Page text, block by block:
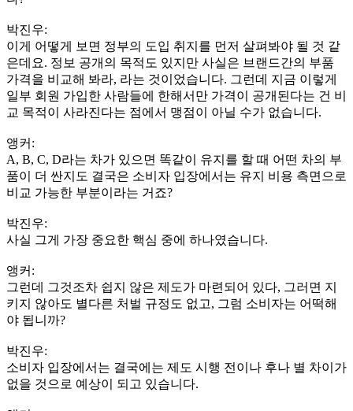
박진우:
이게 어떻게 보면 정부의 도입 취지를 먼저 살펴봐야 될 것 같
은데요. 정보 공개의 목적도 있지만 사실은 브랜드간의 부품
가격을 비교해 봐라, 라는 것이었습니다. 그런데 지금 이렇게
일부 회원 가입한 사람들에 한해서만 가격이 공개된다는 건 비
교 목적이 사라진다는 점에서 맹점이 아닐 수가 없습니다.
앵커:
A, B, C, D라는 차가 있으면 똑같이 유지를 할 때 어떤 차의 부
품이 더 싼지도 결국은 소비자 입장에서는 유지 비용 측면으로
비교 가능한 부분이라는 거죠?
박진우:
사실 그게 가장 중요한 핵심 중에 하나였습니다.
앵커:
그런데 그것조차 쉽지 않은 제도가 마련되어 있다, 그러면 지
키지 않아도 별다른 처벌 규정도 없고, 그럼 소비자는 어떡해
야 됩니까?
박진우:
소비자 입장에서는 결국에는 제도 시행 전이나 후나 별 차이가
없을 것으로 예상이 되고 있습니다.